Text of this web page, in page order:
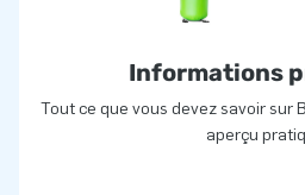
Informations
Tout ce que vous devez savoir sur
aperçu